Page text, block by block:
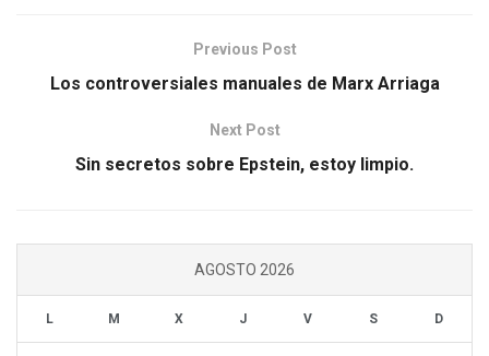
Previous Post
Los controversiales manuales de Marx Arriaga
Next Post
Sin secretos sobre Epstein, estoy limpio.
AGOSTO 2026
L M X J V S D